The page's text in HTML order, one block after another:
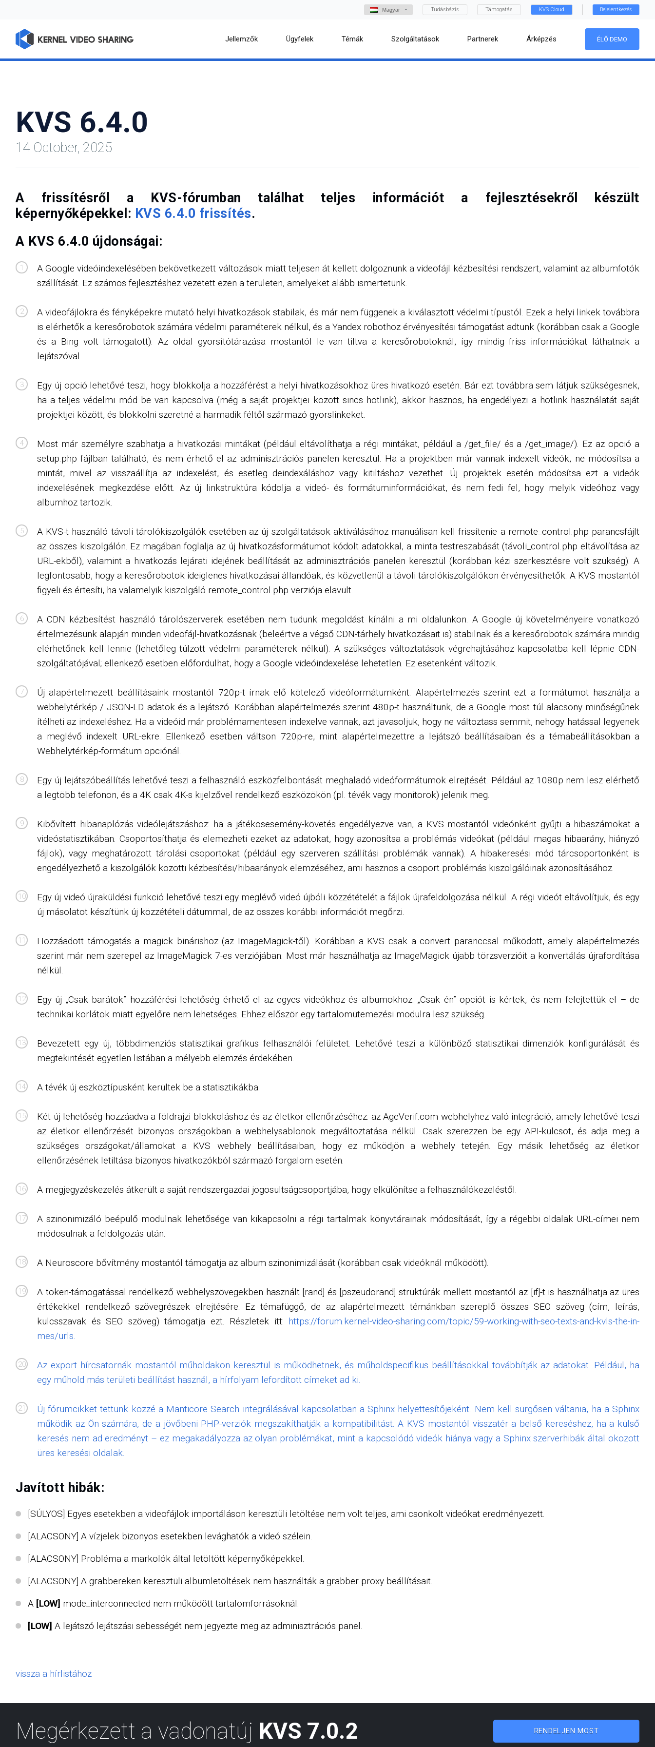
Magyar Tudásbázis Támogatás KVS Cloud Bejelentkezés
Jellemzők Ügyfelek Témák Szolgáltatások Partnerek Árképzés ÉLŐ DEMO
KVS 6.4.0
14 October, 2025
A frissítésről a KVS-fórumban találhat teljes információt a fejlesztésekről készült
képernyőképekkel: KVS 6.4.0 frissítés.
A KVS 6.4.0 újdonságai:
A Google videóindexelésében bekövetkezett változások miatt teljesen át kellett dolgoznunk a videofájl kézbesítési rendszert, valamint az albumfotók
szállítását. Ez számos fejlesztéshez vezetett ezen a területen, amelyeket alább ismertetünk.
A videofájlokra és fényképekre mutató helyi hivatkozások stabilak, és már nem függenek a kiválasztott védelmi típustól. Ezek a helyi linkek továbbra
is elérhetők a keresőrobotok számára védelmi paraméterek nélkül, és a Yandex robothoz érvényesítési támogatást adtunk (korábban csak a Google
és a Bing volt támogatott). Az oldal gyorsítótárazása mostantól le van tiltva a keresőrobotoknál, így mindig friss információkat láthatnak a
lejátszóval.
Egy új opció lehetővé teszi, hogy blokkolja a hozzáférést a helyi hivatkozásokhoz üres hivatkozó esetén. Bár ezt továbbra sem látjuk szükségesnek,
ha a teljes védelmi mód be van kapcsolva (még a saját projektjei között sincs hotlink), akkor hasznos, ha engedélyezi a hotlink használatát saját
projektjei között, és blokkolni szeretné a harmadik féltől származó gyorslinkeket.
Most már személyre szabhatja a hivatkozási mintákat (például eltávolíthatja a régi mintákat, például a /get_file/ és a /get_image/). Ez az opció a
setup.php fájlban található, és nem érhető el az adminisztrációs panelen keresztül. Ha a projektben már vannak indexelt videók, ne módosítsa a
mintát, mivel az visszaállítja az indexelést, és esetleg deindexáláshoz vagy kitiltáshoz vezethet. Új projektek esetén módosítsa ezt a videók
indexelésének megkezdése előtt. Az új linkstruktúra kódolja a videó- ​​és formátuminformációkat, és nem fedi fel, hogy melyik videóhoz vagy
albumhoz tartozik.
A KVS-t használó távoli tárolókiszolgálók esetében az új szolgáltatások aktiválásához manuálisan kell frissítenie a remote_control.php parancsfájlt
az összes kiszolgálón. Ez magában foglalja az új hivatkozásformátumot kódolt adatokkal, a minta testreszabását (távoli_control.php eltávolítása az
URL-ekből), valamint a hivatkozás lejárati idejének beállítását az adminisztrációs panelen keresztül (korábban kézi szerkesztésre volt szükség). A
legfontosabb, hogy a keresőrobotok ideiglenes hivatkozásai állandóak, és közvetlenül a távoli tárolókiszolgálókon érvényesíthetők. A KVS mostantól
figyeli és értesíti, ha valamelyik kiszolgáló remote_control.php verziója elavult.
A CDN kézbesítést használó tárolószerverek esetében nem tudunk megoldást kínálni a mi oldalunkon. A Google új követelményeire vonatkozó
értelmezésünk alapján minden videofájl-hivatkozásnak (beleértve a végső CDN-tárhely hivatkozásait is) stabilnak és a keresőrobotok számára mindig
elérhetőnek kell lennie (lehetőleg túlzott védelmi paraméterek nélkül). A szükséges változtatások végrehajtásához kapcsolatba kell lépnie CDN-
szolgáltatójával; ellenkező esetben előfordulhat, hogy a Google videóindexelése lehetetlen. Ez esetenként változik.
Új alapértelmezett beállításaink mostantól 720p-t írnak elő kötelező videóformátumként. Alapértelmezés szerint ezt a formátumot használja a
webhelytérkép / JSON-LD adatok és a lejátszó. Korábban alapértelmezés szerint 480p-t használtunk, de a Google most túl alacsony minőségűnek
ítélheti az indexeléshez. Ha a videóid már problémamentesen indexelve vannak, azt javasoljuk, hogy ne változtass semmit, nehogy hatással legyenek
a meglévő indexelt URL-ekre. Ellenkező esetben váltson 720p-re, mint alapértelmezettre a lejátszó beállításaiban és a témabeállításokban a
Webhelytérkép-formátum opciónál.
Egy új lejátszóbeállítás lehetővé teszi a felhasználó eszközfelbontását meghaladó videóformátumok elrejtését. Például az 1080p nem lesz elérhető
a legtöbb telefonon, és a 4K csak 4K-s kijelzővel rendelkező eszközökön (pl. tévék vagy monitorok) jelenik meg.
Kibővített hibanaplózás videólejátszáshoz: ha a játékosesemény-követés engedélyezve van, a KVS mostantól videónként gyűjti a hibaszámokat a
videóstatisztikában. Csoportosíthatja és elemezheti ezeket az adatokat, hogy azonosítsa a problémás videókat (például magas hibaarány, hiányzó
fájlok), vagy meghatározott tárolási csoportokat (például egy szerveren szállítási problémák vannak). A hibakeresési mód tárcsoportonként is
engedélyezhető a kiszolgálók közötti kézbesítési/hibaarányok elemzéséhez, ami hasznos a csoport problémás kiszolgálóinak azonosításához.
Egy új videó újraküldési funkció lehetővé teszi egy meglévő videó újbóli közzétételét a fájlok újrafeldolgozása nélkül. A régi videót eltávolítjuk, és egy
új másolatot készítünk új közzétételi dátummal, de az összes korábbi információt megőrzi.
Hozzáadott támogatás a magick binárishoz (az ImageMagick-től). Korábban a KVS csak a convert paranccsal működött, amely alapértelmezés
szerint már nem szerepel az ImageMagick 7-es verziójában. Most már használhatja az ImageMagick újabb törzsverzióit a konvertálás újrafordítása
nélkül.
Egy új „Csak barátok” hozzáférési lehetőség érhető el az egyes videókhoz és albumokhoz. „Csak én” opciót is kértek, és nem felejtettük el – de
technikai korlátok miatt egyelőre nem lehetséges. Ehhez először egy tartalomütemezési modulra lesz szükség.
Bevezetett egy új, többdimenziós statisztikai grafikus felhasználói felületet. Lehetővé teszi a különböző statisztikai dimenziók konfigurálását és
megtekintését egyetlen listában a mélyebb elemzés érdekében.
A tévék új eszköztípusként kerültek be a statisztikákba.
Két új lehetőség hozzáadva a földrajzi blokkoláshoz és az életkor ellenőrzéséhez: az AgeVerif.com webhelyhez való integráció, amely lehetővé teszi
az életkor ellenőrzését bizonyos országokban a webhelysablonok megváltoztatása nélkül. Csak szerezzen be egy API-kulcsot, és adja meg a
szükséges országokat/államokat a KVS webhely beállításaiban, hogy ez működjön a webhely tetején. Egy másik lehetőség az életkor
ellenőrzésének letiltása bizonyos hivatkozókból származó forgalom esetén.
A megjegyzéskezelés átkerült a saját rendszergazdai jogosultságcsoportjába, hogy elkülönítse a felhasználókezeléstől.
A szinonimizáló beépülő modulnak lehetősége van kikapcsolni a régi tartalmak könyvtárainak módosítását, így a régebbi oldalak URL-címei nem
módosulnak a feldolgozás után.
A Neuroscore bővítmény mostantól támogatja az album szinonimizálását (korábban csak videóknál működött).
A token-támogatással rendelkező webhelyszövegekben használt [rand] és [pszeudorand] struktúrák mellett mostantól az [if]-t is használhatja az üres
értékekkel rendelkező szövegrészek elrejtésére. Ez témafüggő, de az alapértelmezett témánkban szereplő összes SEO szöveg (cím, leírás,
kulcsszavak és SEO szöveg) támogatja ezt. Részletek itt: https://forum.kernel-video-sharing.com/topic/59-working-with-seo-texts-and-kvls-the-in-
mes/urls.
Az export hírcsatornák mostantól műholdakon keresztül is működhetnek, és műholdspecifikus beállításokkal továbbítják az adatokat. Például, ha
egy műhold más területi beállítást használ, a hírfolyam lefordított címeket ad ki.
Új fórumcikket tettünk közzé a Manticore Search integrálásával kapcsolatban a Sphinx helyettesítőjeként. Nem kell sürgősen váltania, ha a Sphinx
működik az Ön számára, de a jövőbeni PHP-verziók megszakíthatják a kompatibilitást. A KVS mostantól visszatér a belső kereséshez, ha a külső
keresés nem ad eredményt – ez megakadályozza az olyan problémákat, mint a kapcsolódó videók hiánya vagy a Sphinx szerverhibák által okozott
üres keresési oldalak.
Javított hibák:
[SÚLYOS] Egyes esetekben a videofájlok importáláson keresztüli letöltése nem volt teljes, ami csonkolt videókat eredményezett.
[ALACSONY] A vízjelek bizonyos esetekben levághatók a videó szélein.
[ALACSONY] Probléma a markolók által letöltött képernyőképekkel.
[ALACSONY] A grabbereken keresztüli albumletöltések nem használták a grabber proxy beállításait.
A [LOW] mode_interconnected nem működött tartalomforrásoknál.
[LOW] A lejátszó lejátszási sebességét nem jegyezte meg az adminisztrációs panel.
vissza a hírlistához
Megérkezett a vadonatúj KVS 7.0.2 RENDELJEN MOST